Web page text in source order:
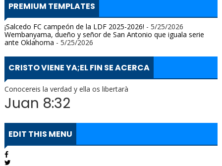
PREMIUM TEMPLATES
¡Salcedo FC campeón de la LDF 2025-2026! - 5/25/2026
Wembanyama, dueño y señor de San Antonio que iguala serie
ante Oklahoma - 5/25/2026
CRISTO VIENE YA;EL FIN SE ACERCA
Conocereis la verdad y ella os libertarà
Juan 8:32
EDIT THIS MENU